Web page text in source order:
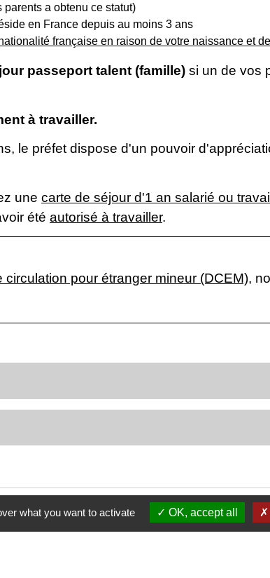
parents a obtenu ce statut)
en France depuis au moins 3 ans
française en raison de votre naissance et
passeport talent (famille) si un de vos
à travailler.
le préfet dispose d'un pouvoir
une carte de séjour d'1 an salarié ou
été autorisé à travailler.
circulation pour étranger mineur (DCEM),
what you want to activate OK, accept all